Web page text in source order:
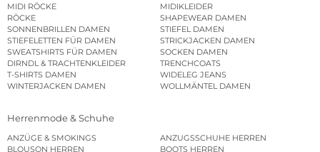
MIDI RÖCKE
MIDIKLEIDER
RÖCKE
SHAPEWEAR DAMEN
SONNENBRILLEN DAMEN
STIEFEL DAMEN
STIEFELETTEN FÜR DAMEN
STRICKJACKEN DAMEN
SWEATSHIRTS FÜR DAMEN
SOCKEN DAMEN
DIRNDL & TRACHTENKLEIDER
TRENCHCOATS
T-SHIRTS DAMEN
WIDELEG JEANS
WINTERJACKEN DAMEN
WOLLMÄNTEL DAMEN
Herrenmode & Schuhe
ANZÜGE & SMOKINGS
ANZUGSSCHUHE HERREN
BLOUSON HERREN
BOOTS HERREN